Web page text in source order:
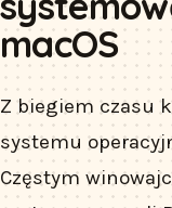
macOS
Z biegiem czasu
systemu
Częstym